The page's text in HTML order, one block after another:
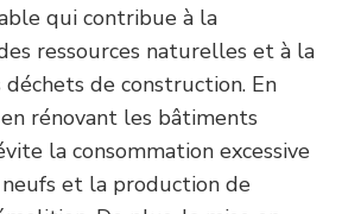
qui contribue à la
ressources naturelles et à la
de construction. En
rénovant les bâtiments
la consommation excessive
et la production de